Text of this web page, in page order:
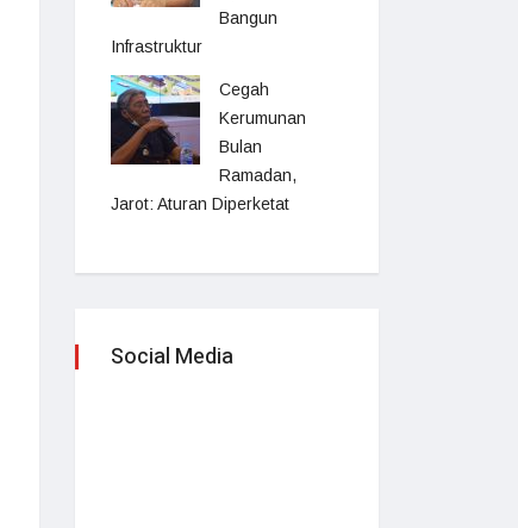
Bangun
Infrastruktur
Cegah
Kerumunan
Bulan
Ramadan,
Jarot: Aturan Diperketat
Social Media